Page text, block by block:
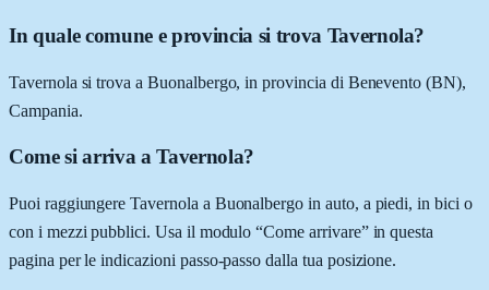
In quale comune e provincia si trova Tavernola?
Tavernola si trova a Buonalbergo, in provincia di Benevento (BN),
Campania.
Come si arriva a Tavernola?
Puoi raggiungere Tavernola a Buonalbergo in auto, a piedi, in bici o
con i mezzi pubblici. Usa il modulo “Come arrivare” in questa
pagina per le indicazioni passo-passo dalla tua posizione.